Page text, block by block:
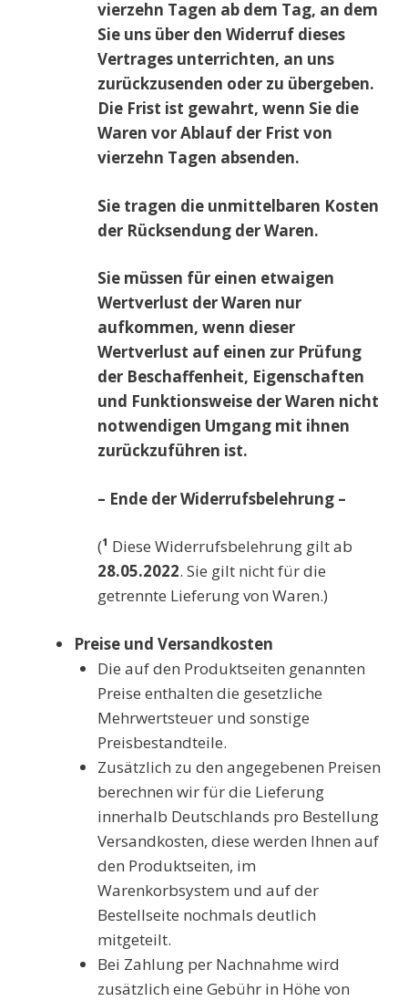
vierzehn Tagen ab dem Tag, an dem
Sie uns über den Widerruf dieses
Vertrages unterrichten, an uns
zurückzusenden oder zu übergeben.
Die Frist ist gewahrt, wenn Sie die
Waren vor Ablauf der Frist von
vierzehn Tagen absenden.
Sie tragen die unmittelbaren Kosten
der Rücksendung der Waren.
Sie müssen für einen etwaigen
Wertverlust der Waren nur
aufkommen, wenn dieser
Wertverlust auf einen zur Prüfung
der Beschaffenheit, Eigenschaften
und Funktionsweise der Waren nicht
notwendigen Umgang mit ihnen
zurückzuführen ist.
– Ende der Widerrufsbelehrung –
(¹ Diese Widerrufsbelehrung gilt ab
28.05.2022. Sie gilt nicht für die
getrennte Lieferung von Waren.)
Preise und Versandkosten
Die auf den Produktseiten genannten
Preise enthalten die gesetzliche
Mehrwertsteuer und sonstige
Preisbestandteile.
Zusätzlich zu den angegebenen Preisen
berechnen wir für die Lieferung
innerhalb Deutschlands pro Bestellung
Versandkosten, diese werden Ihnen auf
den Produktseiten, im
Warenkorbsystem und auf der
Bestellseite nochmals deutlich
mitgeteilt.
Bei Zahlung per Nachnahme wird
zusätzlich eine Gebühr in Höhe von